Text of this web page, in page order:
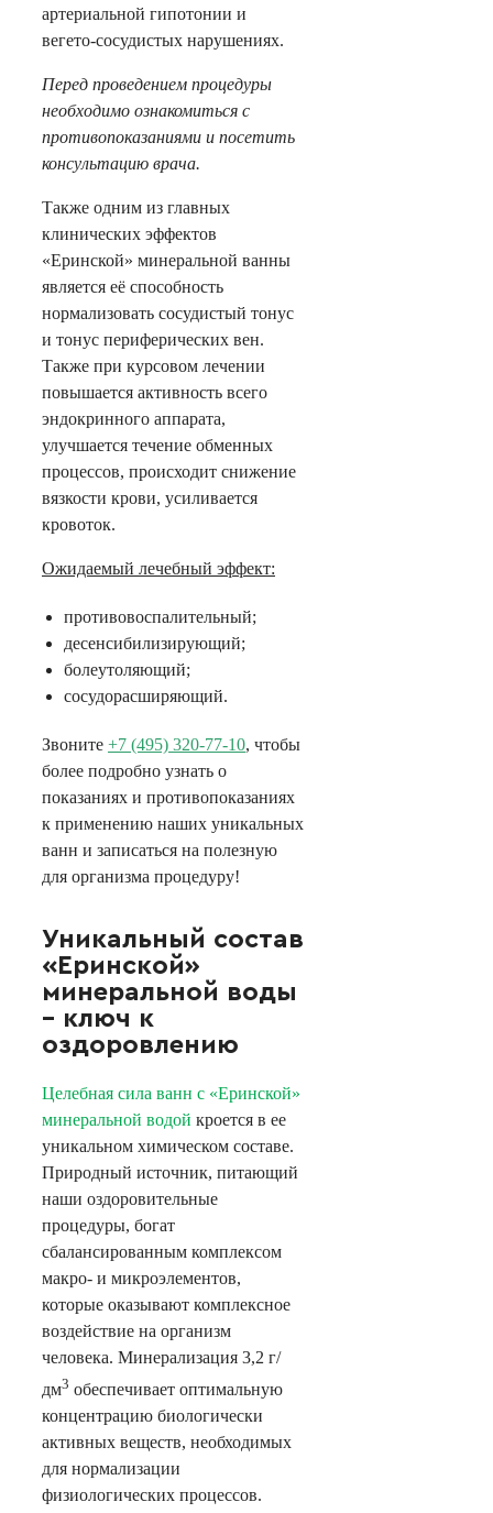
артериальной гипотонии и
вегето-сосудистых нарушениях.
Перед проведением процедуры
необходимо ознакомиться с
противопоказаниями и посетить
консультацию врача.
Также одним из главных
клинических эффектов
«Еринской» минеральной ванны
является её способность
нормализовать сосудистый тонус
и тонус периферических вен.
Также при курсовом лечении
повышается активность всего
эндокринного аппарата,
улучшается течение обменных
процессов, происходит снижение
вязкости крови, усиливается
кровоток.
Ожидаемый лечебный эффект:
противовоспалительный;
десенсибилизирующий;
болеутоляющий;
сосудорасширяющий.
Звоните +7 (495) 320-77-10, чтобы
более подробно узнать о
показаниях и противопоказаниях
к применению наших уникальных
ванн и записаться на полезную
для организма процедуру!
Уникальный состав
«Еринской»
минеральной воды
– ключ к
оздоровлению
Целебная сила ванн с «Еринской»
минеральной водой кроется в ее
уникальном химическом составе.
Природный источник, питающий
наши оздоровительные
процедуры, богат
сбалансированным комплексом
макро- и микроэлементов,
которые оказывают комплексное
воздействие на организм
человека. Минерализация 3,2 г/
дм3 обеспечивает оптимальную
концентрацию биологически
активных веществ, необходимых
для нормализации
физиологических процессов.